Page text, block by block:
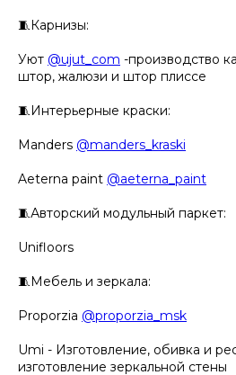
🧵Карнизы:
Уют @ujut_com -производство
штор, жалюзи и штор плиссе
🧵Интерьерные краски:
Manders @manders_kraski
Aeterna paint @aeterna_paint
🧵Авторский модульный паркет:
Unifloors
🧵Мебель и зеркала:
Proporzia @proporzia_msk
Umi - Изготовление, обивка и
изготовление зеркальной стены